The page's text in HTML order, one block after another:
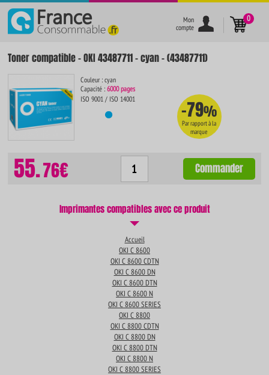
}
Mon
compte
0
Toner compatible - OKI 43487711 - cyan - (43487711)
Couleur : cyan
Capacité :6000 pages
ISO 9001 / ISO 14001
-79%
Par rapport à la
marque
55.76€ Commander
Imprimantes compatibles avec ce produit
Accueil
OKI C 8600
OKI C 8600 CDTN
OKI C 8600 DN
OKI C 8600 DTN
OKI C 8600 N
OKI C 8600 SERIES
OKI C 8800
OKI C 8800 CDTN
OKI C 8800 DN
OKI C 8800 DTN
OKI C 8800 N
OKI C 8800 SERIES